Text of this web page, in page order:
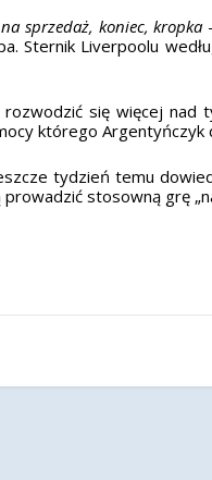
sprzedaż, koniec, kropka
Sternik Liverpoolu
rozwodzić się więcej
którego Argentyńczyk
tydzień temu
stosowną grę